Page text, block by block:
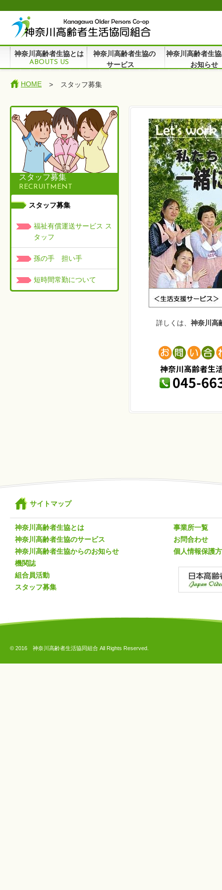
神奈川高齢者生協とは
ABOUTS US
神奈川高齢者生協の
サービス
神奈川高齢者生
お知らせ
HOME > スタッフ募集
詳しくは、 神奈川高
スタッフ募集
RECRUITMENT
スタッフ募集
福祉有償運送サービス ス
タッフ
孫の手 担い手
短時間常勤について
サイトマップ
神奈川高齢者生協とは
神奈川高齢者生協のサービス
神奈川高齢者生協からのお知らせ
機関誌
組合員活動
スタッフ募集
事業所一覧
お問合わせ
個人情報保護
© 2016 神奈川高齢者生活協同組合 All Rights Reserved.